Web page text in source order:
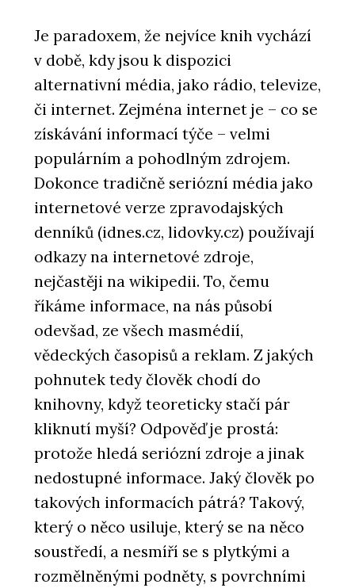
Je paradoxem, že nejvíce knih vychází
v době, kdy jsou k dispozici
alternativní média, jako rádio, televize,
či internet. Zejména internet je – co se
získávání informací týče – velmi
populárním a pohodlným zdrojem.
Dokonce tradičně seriózní média jako
internetové verze zpravodajských
denníků (idnes.cz, lidovky.cz) používají
odkazy na internetové zdroje,
nejčastěji na wikipedii. To, čemu
říkáme informace, na nás působí
odevšad, ze všech masmédií,
vědeckých časopisů a reklam. Z jakých
pohnutek tedy člověk chodí do
knihovny, když teoreticky stačí pár
kliknutí myší? Odpověď je prostá:
protože hledá seriózní zdroje a jinak
nedostupné informace. Jaký člověk po
takových informacích pátrá? Takový,
který o něco usiluje, který se na něco
soustředí, a nesmíří se s plytkými a
rozmělněnými podněty, s povrchními